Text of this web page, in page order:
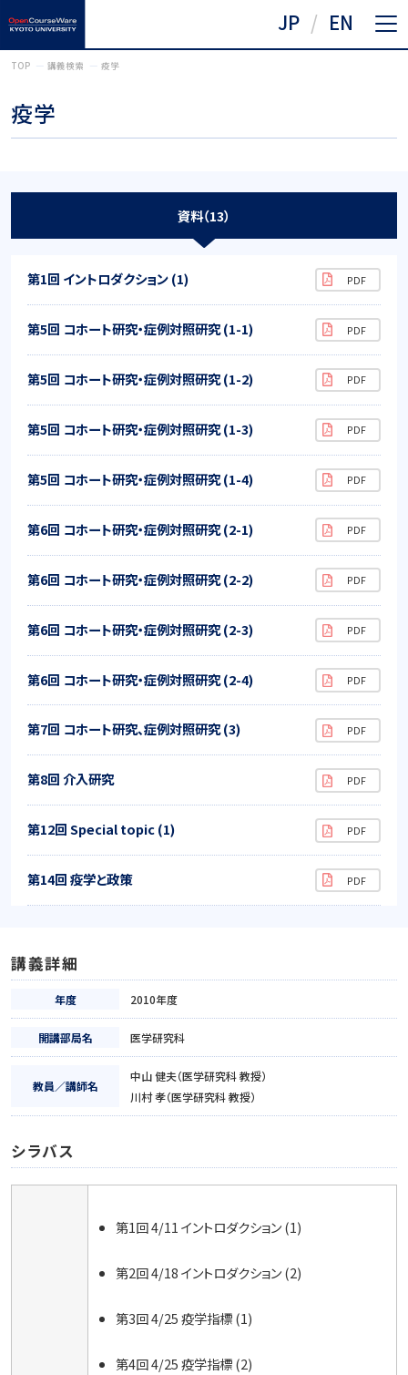
JP EN
TOP 講義検索 疫学
疫学
資料（13）
第1回 イントロダクション (1)
第5回 コホート研究・症例対照研究 (1-1)
第5回 コホート研究・症例対照研究 (1-2)
第5回 コホート研究・症例対照研究 (1-3)
第5回 コホート研究・症例対照研究 (1-4)
第6回 コホート研究・症例対照研究 (2-1)
第6回 コホート研究・症例対照研究 (2-2)
第6回 コホート研究・症例対照研究 (2-3)
第6回 コホート研究・症例対照研究 (2-4)
第7回 コホート研究、症例対照研究 (3)
第8回 介入研究
第12回 Special topic (1)
第14回 疫学と政策
講義詳細
年度 2010年度
開講部局名 医学研究科
教員／講師名
中山 健夫（医学研究科 教授）
川村 孝（医学研究科 教授）
シラバス
第1回 4/11 イントロダクション (1)
第2回 4/18 イントロダクション (2)
第3回 4/25 疫学指標 (1)
第4回 4/25 疫学指標 (2)